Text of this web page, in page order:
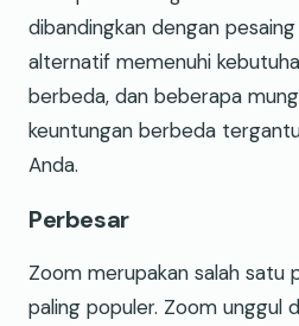
dibandingkan dengan
alternatif memenuhi
berbeda, dan beberapa
keuntungan berbeda
Anda.
Perbesar
Zoom merupakan salah satu
paling populer. Zoom unggul